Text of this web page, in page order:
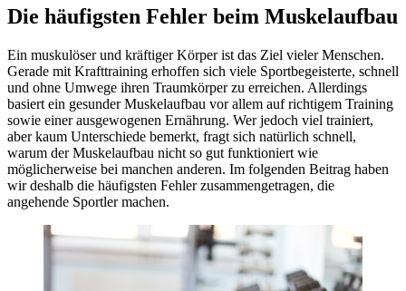
Die häufigsten Fehler beim Muskelaufbau
Ein muskulöser und kräftiger Körper ist das Ziel vieler Menschen.
Gerade mit Krafttraining erhoffen sich viele Sportbegeisterte, schnell
und ohne Umwege ihren Traumkörper zu erreichen. Allerdings
basiert ein gesunder Muskelaufbau vor allem auf richtigem Training
sowie einer ausgewogenen Ernährung. Wer jedoch viel trainiert,
aber kaum Unterschiede bemerkt, fragt sich natürlich schnell,
warum der Muskelaufbau nicht so gut funktioniert wie
möglicherweise bei manchen anderen. Im folgenden Beitrag haben
wir deshalb die häufigsten Fehler zusammengetragen, die
angehende Sportler machen.